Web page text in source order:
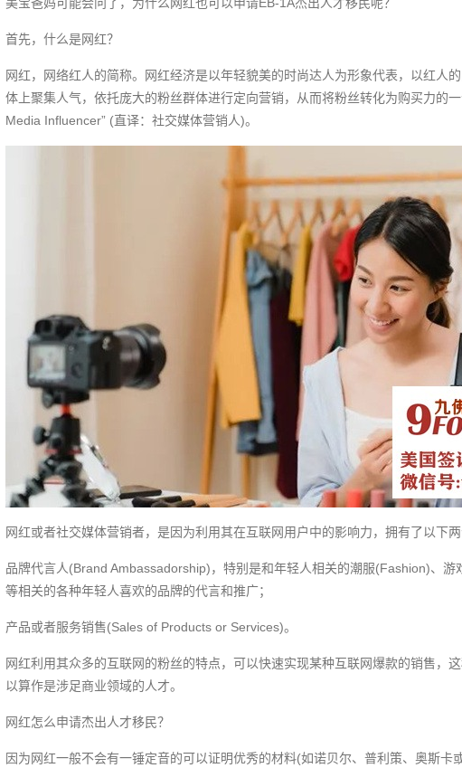
首先，什么是网红？
网红，网络红人的简称。网红经济是以年轻貌美的时尚达人为形象代表，以红人
体上聚集人气，依托庞大的粉丝群体进行定向营销，从而将粉丝转化为购买力的
Media Influencer” (直译：社交媒体营销人)。
网红或者社交媒体营销者，是因为利用其在互联网用户中的影响力，拥有了以下两
品牌代言人(Brand Ambassadorship)，特别是和年轻人相关的潮服(Fashion)、
等相关的各种年轻人喜欢的品牌的代言和推广；
产品或者服务销售(Sales of Products or Services)。
网红利用其众多的互联网的粉丝的特点，可以快速实现某种互联网爆款的销售，
以算作是涉足商业领域的人才。
网红怎么申请杰出人才移民？
因为网红一般不会有一锤定音的可以证明优秀的材料(如诺贝尔、普利策、奥斯